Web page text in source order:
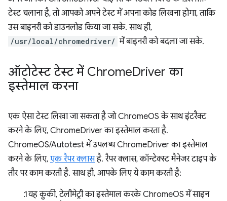
टेस्ट चलाना है, तो आपको अपने टेस्ट में अपना कोड लिखना होगा, ताकि
उस बाइनरी को डाउनलोड किया जा सके. साथ ही,
/usr/local/chromedriver/ में बाइनरी को बदला जा सके.
ऑटोटेस्ट टेस्ट में ChromeDriver का
इस्तेमाल करना
एक ऐसा टेस्ट लिखा जा सकता है जो ChromeOS के साथ इंटरैक्ट
करने के लिए, ChromeDriver का इस्तेमाल करता है.
ChromeOS/Autotest में उपलब्ध ChromeDriver का इस्तेमाल
करने के लिए, एक रैपर क्लासहै. रैपर क्लास, कॉन्टेक्स्ट मैनेजर टाइप के
तौर पर काम करती है. साथ ही, आपके लिए ये काम करती है:
यह कुकी, टेलीमेट्री का इस्तेमाल करके ChromeOS में साइन